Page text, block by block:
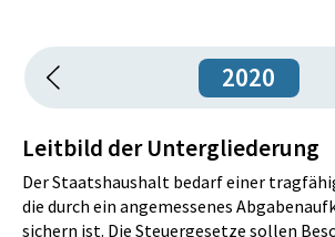
2020
Leitbild der Untergliederung
Der Staatshaushalt bedarf einer
die durch ein angemessenes
sichern ist. Die Steuergesetze sollen